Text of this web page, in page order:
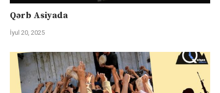
Qərb Asiyada
İyul 20, 2025